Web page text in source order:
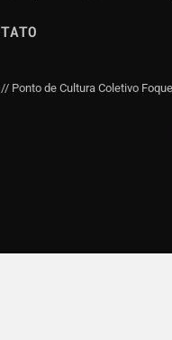
Ponto de Cultura Coletivo Foque